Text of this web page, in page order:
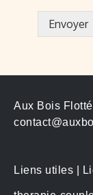
Envoyer
Aux Bois
Liens utiles |